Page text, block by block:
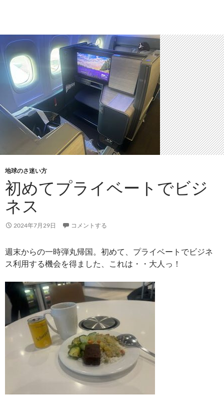
地球のさ迷い方
初めてプライベートでビジ
ネス
2024年7月29日 コメントする
週末からの一時弾丸帰国。初めて、プライベートでビジネ
ス利用する機会を得ました、これは・・大人っ！